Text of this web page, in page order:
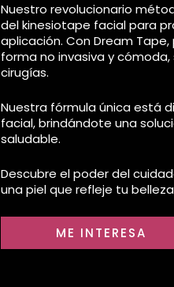
Nuestro revolucionario
del kinesiotape facial para
aplicación. Con Dream
forma no invasiva y
cirugías.
Nuestra fórmula única está
facial, brindándote una
saludable.
Descubre el poder del
una piel que refleje tu
ME INTERESA